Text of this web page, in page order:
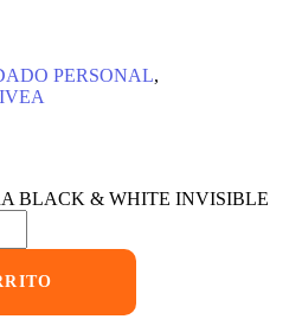
PERSONAL,
BLACK & WHITE INVISIBLE